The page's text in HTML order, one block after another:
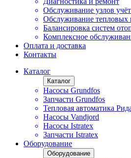
Обслуживание узлов
Обслуживание тепловых
Балансировка систем
Комплексное
Оплата и доставка
Контакты
Каталог
Каталог
Насосы Grundfos
Запчасти Grundfos
Тепловая автоматика
Насосы Vandjord
Насосы Istratex
Запчасти Istratex
Оборудование
Оборудование